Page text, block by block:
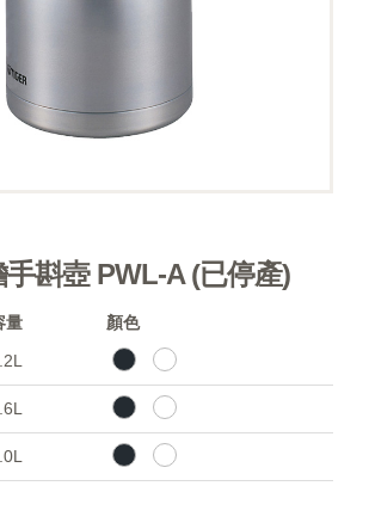
斟壺 PWL-A (已停產)
量
顏色